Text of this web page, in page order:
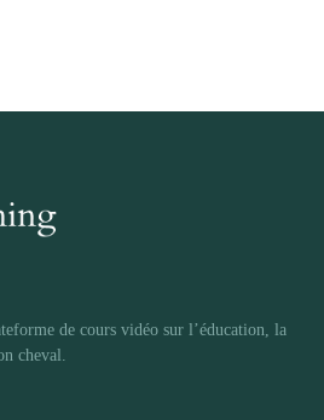
de cours vidéo sur l’éducation, la